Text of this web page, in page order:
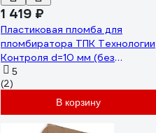
1 419 ₽
Пластиковая пломба для
пломбиратора ТПК Технологии
Контроля d=10 мм (без
металлической вставки) 1кг
24245
5
(2)
В корзину